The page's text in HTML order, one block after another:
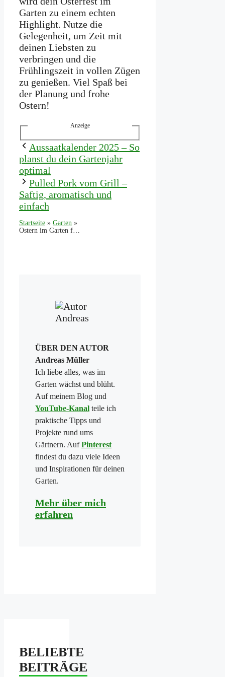
Garten zu einem echten
Highlight. Nutze die
Gelegenheit, um Zeit mit
deinen Liebsten zu
verbringen und die
Frühlingszeit in vollen Zügen
zu genießen. Viel Spaß bei
der Planung und frohe
Ostern!
Anzeige
Aussaatkalender 2025 – So
planst du dein Gartenjahr
optimal
Pulled Pork vom Grill –
Saftig, aromatisch und
einfach
Startseite » Garten »
Ostern im Garten feiern – Dekotipps & Aktivitäten für die ganze Familie
ÜBER DEN AUTOR
Andreas Müller
Ich liebe alles, was im
Garten wächst und blüht.
Auf meinem Blog und
YouTube-Kanal teile ich
praktische Tipps und
Projekte rund ums
Gärtnern. AufPinterest
findest du dazu viele Ideen
und Inspirationen für deinen
Garten.
Mehr über mich
erfahren
BELIEBTE
BEITRÄGE